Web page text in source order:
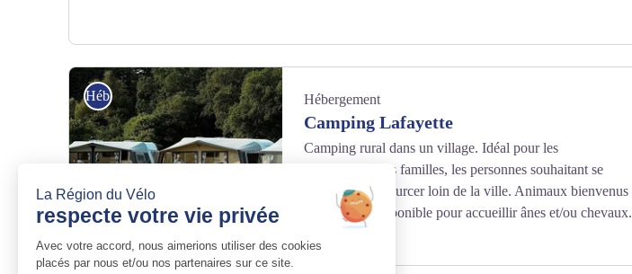
Hébergement Hébergement
Camping Lafayette
Camping rural dans un village. Idéal pour les
randonneurs, les familles, les personnes souhaitant se
reposer, se ressourcer loin de la ville. Animaux bienvenus
! Un pré est disponible pour accueillir ânes et/ou chevaux.